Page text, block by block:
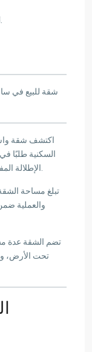
اكتشف شقة
السكنية طلبًا
والعملية
تضم الشقة عدة
تحت الأرض،